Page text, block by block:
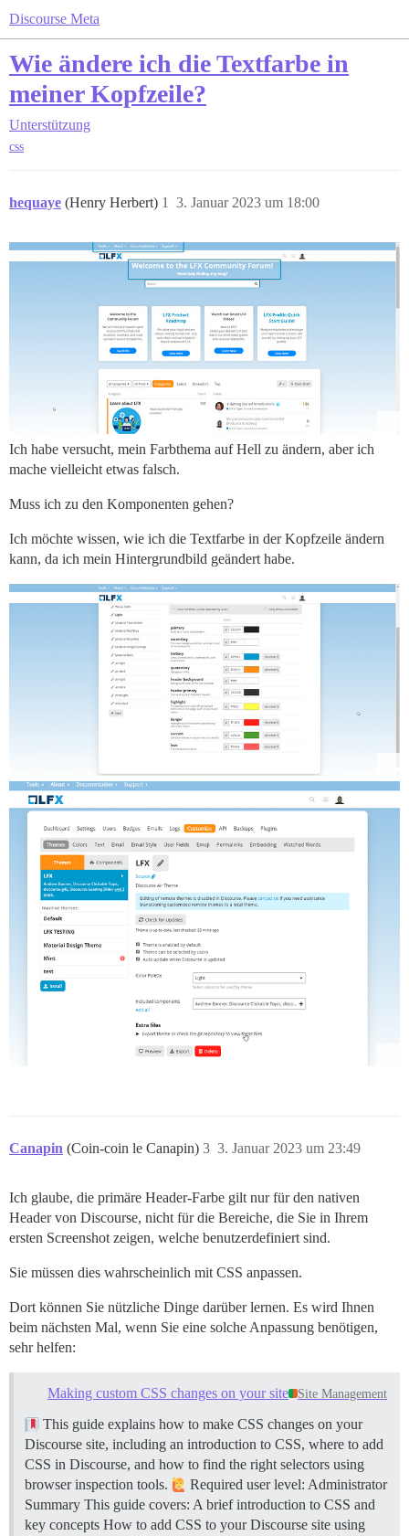
Discourse Meta
Wie ändere ich die Textfarbe in
meiner Kopfzeile?
Unterstützung
css
hequaye (Henry Herbert) 3. Januar 2023 um 18:00
1
Ich habe versucht, mein Farbthema auf Hell zu ändern, aber ich
mache vielleicht etwas falsch.
Muss ich zu den Komponenten gehen?
Ich möchte wissen, wie ich die Textfarbe in der Kopfzeile ändern
kann, da ich mein Hintergrundbild geändert habe.
Canapin (Coin-coin le Canapin) 3. Januar 2023 um 23:49
3
Ich glaube, die primäre Header-Farbe gilt nur für den nativen
Header von Discourse, nicht für die Bereiche, die Sie in Ihrem
ersten Screenshot zeigen, welche benutzerdefiniert sind.
Sie müssen dies wahrscheinlich mit CSS anpassen.
Dort können Sie nützliche Dinge darüber lernen. Es wird Ihnen
beim nächsten Mal, wenn Sie eine solche Anpassung benötigen,
sehr helfen:
Making custom CSS changes on your site Site Management
This guide explains how to make CSS changes on your
Discourse site, including an introduction to CSS, where to add
CSS in Discourse, and how to find the right selectors using
browser inspection tools.
Required user level: Administrator
Summary This guide covers: A brief introduction to CSS and
key concepts How to add CSS to your Discourse site using